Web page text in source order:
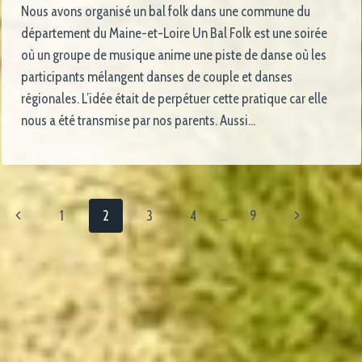
Nous avons organisé un bal folk dans une commune du
département du Maine-et-Loire Un Bal Folk est une soirée
où un groupe de musique anime une piste de danse où les
participants mélangent danses de couple et danses
régionales. L’idée était de perpétuer cette pratique car elle
nous a été transmise par nos parents. Aussi…
1 2 3 4 … 9